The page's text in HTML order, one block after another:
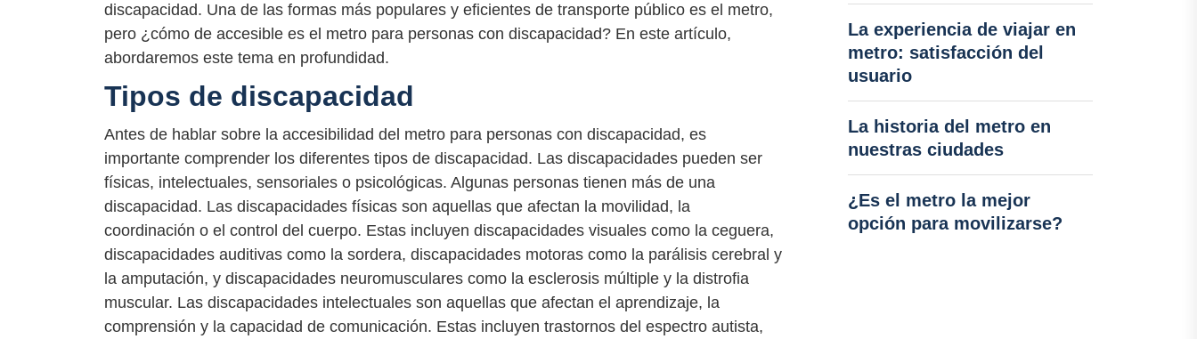
discapacidad. Una de las formas más populares y eficientes de transporte público es el metro,
pero ¿cómo de accesible es el metro para personas con discapacidad? En este artículo,
abordaremos este tema en profundidad.
Tipos de discapacidad
Antes de hablar sobre la accesibilidad del metro para personas con discapacidad, es
importante comprender los diferentes tipos de discapacidad. Las discapacidades pueden ser
físicas, intelectuales, sensoriales o psicológicas. Algunas personas tienen más de una
discapacidad. Las discapacidades físicas son aquellas que afectan la movilidad, la
coordinación o el control del cuerpo. Estas incluyen discapacidades visuales como la ceguera,
discapacidades auditivas como la sordera, discapacidades motoras como la parálisis cerebral y
la amputación, y discapacidades neuromusculares como la esclerosis múltiple y la distrofia
muscular. Las discapacidades intelectuales son aquellas que afectan el aprendizaje, la
comprensión y la capacidad de comunicación. Estas incluyen trastornos del espectro autista,
La experiencia de viajar en
metro: satisfacción del
usuario
La historia del metro en
nuestras ciudades
¿Es el metro la mejor
opción para movilizarse?